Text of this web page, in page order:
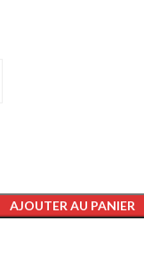
AJOUTER AU PANIER